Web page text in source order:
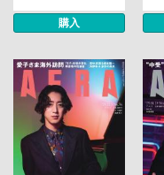
購入